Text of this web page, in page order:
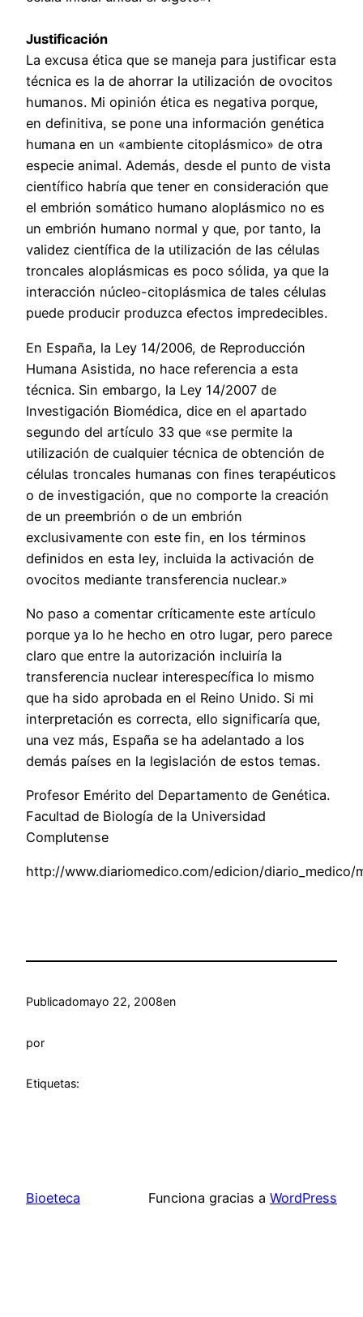
Justificación
La excusa ética que se maneja para justificar esta
técnica es la de ahorrar la utilización de ovocitos
humanos. Mi opinión ética es negativa porque,
en definitiva, se pone una información genética
humana en un «ambiente citoplásmico» de otra
especie animal. Además, desde el punto de vista
científico habría que tener en consideración que
el embrión somático humano aloplásmico no es
un embrión humano normal y que, por tanto, la
validez científica de la utilización de las células
troncales aloplásmicas es poco sólida, ya que la
interacción núcleo-citoplásmica de tales células
puede producir produzca efectos impredecibles.
En España, la Ley 14/2006, de Reproducción
Humana Asistida, no hace referencia a esta
técnica. Sin embargo, la Ley 14/2007 de
Investigación Biomédica, dice en el apartado
segundo del artículo 33 que «se permite la
utilización de cualquier técnica de obtención de
células troncales humanas con fines terapéuticos
o de investigación, que no comporte la creación
de un preembrión o de un embrión
exclusivamente con este fin, en los términos
definidos en esta ley, incluida la activación de
ovocitos mediante transferencia nuclear.»
No paso a comentar críticamente este artículo
porque ya lo he hecho en otro lugar, pero parece
claro que entre la autorización incluiría la
transferencia nuclear interespecífica lo mismo
que ha sido aprobada en el Reino Unido. Si mi
interpretación es correcta, ello significaría que,
una vez más, España se ha adelantado a los
demás países en la legislación de estos temas.
Profesor Emérito del Departamento de Genética.
Facultad de Biología de la Universidad
Complutense
http://www.diariomedico.com/edicion/
Publicadomayo 22, 2008en
por
Etiquetas:
Bioeteca Funciona gracias a WordPress